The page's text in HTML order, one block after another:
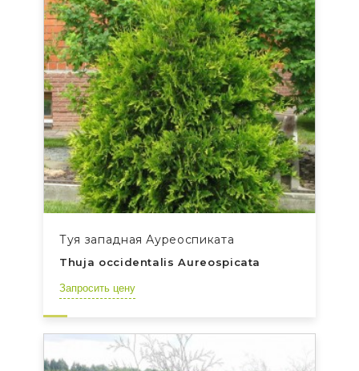
Туя западная Ауреоспиката
Thuja occidentalis Aureospicata
Запросить цену